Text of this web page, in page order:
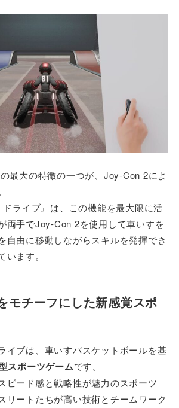
最大の特徴の一つが、Joy-Con 2によ
ドライブ』は、この機能を最大限に活
両手でJoy-Con 2を使用して車いすを
自由に移動しながらスキルを発揮でき
います。
モチーフにした新感覚スポ
イブは、車いすバスケットボールを基
スポーツゲームです。
ピード感と戦略性が魅力のスポーツ
リートたちが高い技術とチームワーク